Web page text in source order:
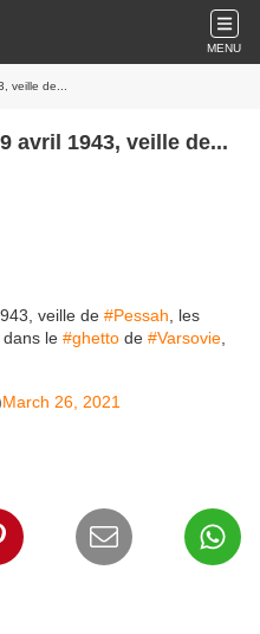
MENU
veille de...
avril 1943, veille de...
veille de #Pessah , les
dans le #ghetto de #Varsovie
March 26, 2021